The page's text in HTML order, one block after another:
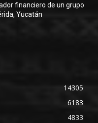
financiero de un grupo
Yucatán
14305
6183
4833